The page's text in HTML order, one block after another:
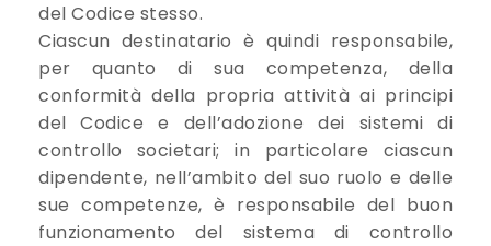
del Codice stesso.
Ciascun destinatario è quindi responsabile,
per quanto di sua competenza, della
conformità della propria attività ai principi
del Codice e dell’adozione dei sistemi di
controllo societari; in particolare ciascun
dipendente, nell’ambito del suo ruolo e delle
sue competenze, è responsabile del buon
funzionamento del sistema di controllo